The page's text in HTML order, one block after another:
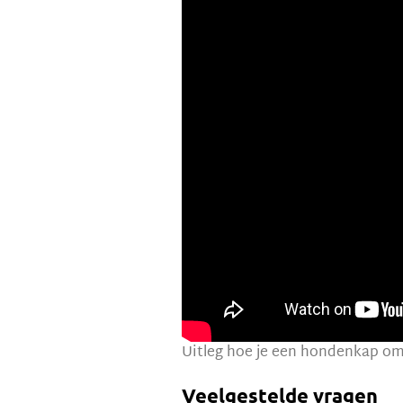
Uitleg hoe je een hondenkap
Veelgestelde vragen